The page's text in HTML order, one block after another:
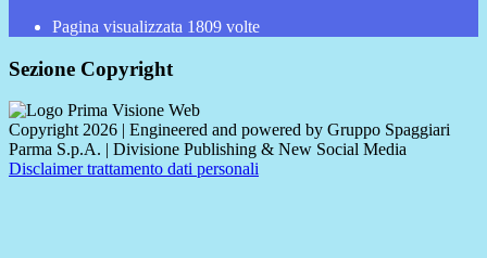
Pagina visualizzata 1809 volte
Sezione Copyright
Copyright 2026 | Engineered and powered by Gruppo Spaggiari
Parma S.p.A. | Divisione Publishing & New Social Media
Disclaimer trattamento dati personali